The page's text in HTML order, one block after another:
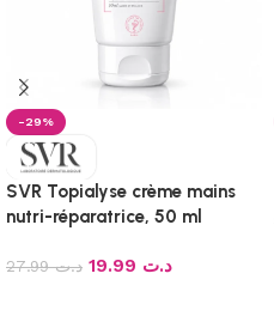
-29%
SVR Topialyse crème mains
nutri-réparatrice, 50 ml
د.ت27.99 د.ت